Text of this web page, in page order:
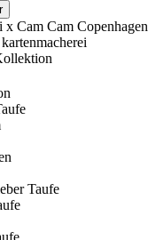
x Cam Cam Copenhagen
Taufe